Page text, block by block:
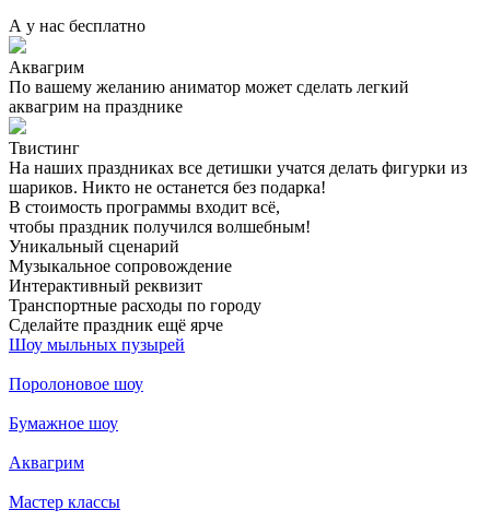
А у нас бесплатно
Аквагрим
По вашему желанию аниматор может сделать легкий
аквагрим на празднике
Твистинг
На наших праздниках все детишки учатся делать фигурки из
шариков. Никто не останется без подарка!
В стоимость программы входит всё,
чтобы праздник получился волшебным!
Уникальный сценарий
Музыкальное сопровождение
Интерактивный реквизит
Транспортные расходы по городу
Сделайте праздник ещё ярче
Шоу мыльных пузырей
Поролоновое шоу
Бумажное шоу
Аквагрим
Мастер классы